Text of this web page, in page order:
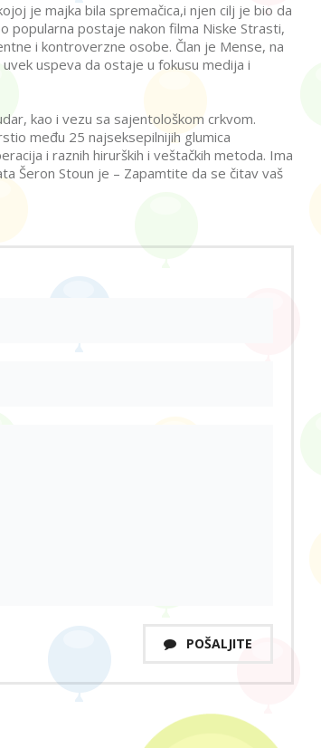
je majka bila spremačica,i njen cilj je bio da
popularna postaje nakon filma Niske Strasti,
i kontroverzne osobe. Član je Mense, na
uspeva da ostaje u fokusu medija i
kao i vezu sa sajentološkom crkvom.
među 25 najseksepilnijih glumica
i raznih hirurških i veštačkih metoda. Ima
Šeron Stoun je – Zapamtite da se čitav vaš
POŠALJITE